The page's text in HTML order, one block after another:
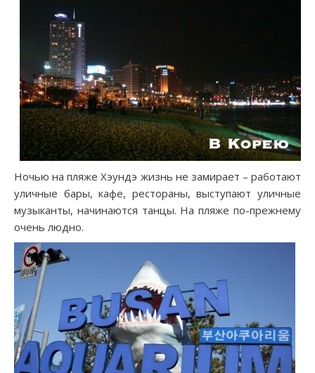
Ночью на пляже Хэундэ жизнь не замирает – работают
уличные бары, кафе, рестораны, выступают уличные
музыканты, начинаются танцы. На пляже по-прежнему
очень людно.